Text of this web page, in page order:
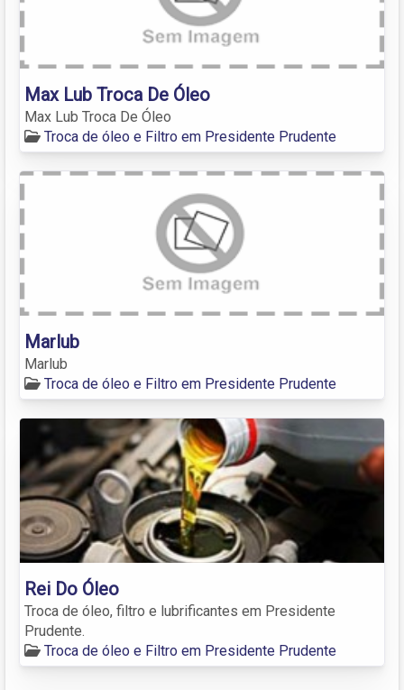
Max Lub Troca De Óleo
Max Lub Troca De Óleo
Troca de óleo e Filtro em Presidente Prudente
Marlub
Marlub
Troca de óleo e Filtro em Presidente Prudente
Rei Do Óleo
Troca de óleo, filtro e lubrificantes em Presidente
Prudente.
Troca de óleo e Filtro em Presidente Prudente